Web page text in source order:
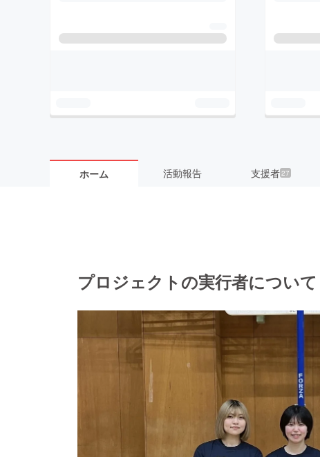
ホーム 活動報告 支援者27
プロジェクトの実行者について